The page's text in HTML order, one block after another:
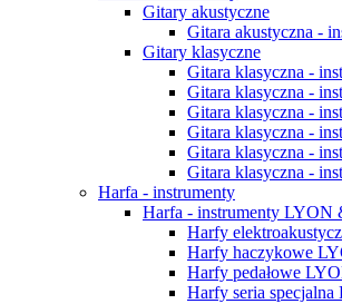
Gitary akustyczne
Gitara akustyczna -
Gitary klasyczne
Gitara klasyczna -
Gitara klasyczna -
Gitara klasyczna -
Gitara klasyczna -
Gitara klasyczna -
Gitara klasyczna -
Harfa - instrumenty
Harfa - instrumenty
Harfy
Harfy haczykowe
Harfy pedałowe
Harfy seria